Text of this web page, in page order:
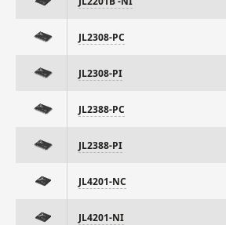
JL2308-PC
JL2308-PI
JL2388-PC
JL2388-PI
JL4201-NC
JL4201-NI